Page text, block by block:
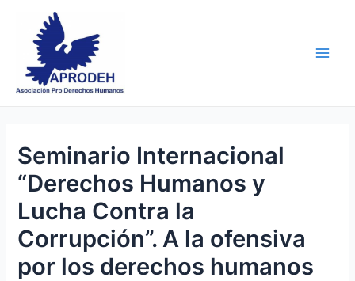
content
Seminario Internacional
“Derechos Humanos y
Lucha Contra la
Corrupción”. A la ofensiva
por los derechos humanos
navigation